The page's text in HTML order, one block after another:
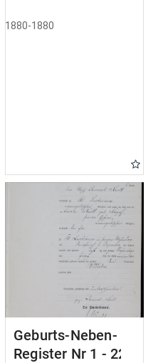
1880-1880
Geburts-Neben-
Register Nr 1 - 228